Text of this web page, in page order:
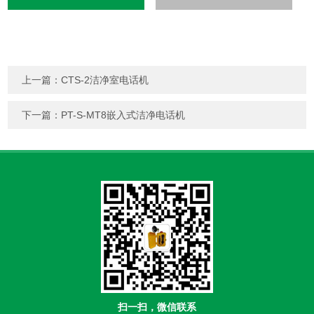
上一篇：CTS-2洁净室电话机
下一篇： PT-S-MT8嵌入式洁净电话机
扫一扫，微信联系